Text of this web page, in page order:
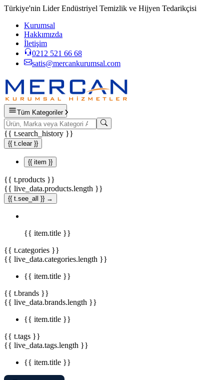
Türkiye'nin Lider Endüstriyel Temizlik ve Hijyen Tedarikçisi
Kurumsal
Hakkımızda
İletişim
0212 521 66 68
satis@mercankurumsal.com
Tüm Kategoriler
{{ t.search_history }}
{{ t.clear }}
{{ item }}
{{ t.products }}
{{ live_data.products.length }}
{{ t.see_all }} →
{{ item.title }}
{{ t.categories }}
{{ live_data.categories.length }}
{{ item.title }}
{{ t.brands }}
{{ live_data.brands.length }}
{{ item.title }}
{{ t.tags }}
{{ live_data.tags.length }}
{{ item.title }}